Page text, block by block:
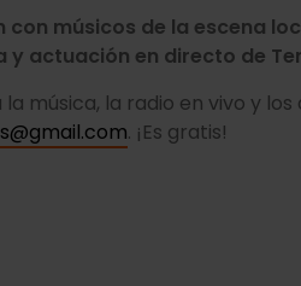
con músicos de la escena
y actuación en directo de
la música, la radio en vivo y
. ¡Es gratis!